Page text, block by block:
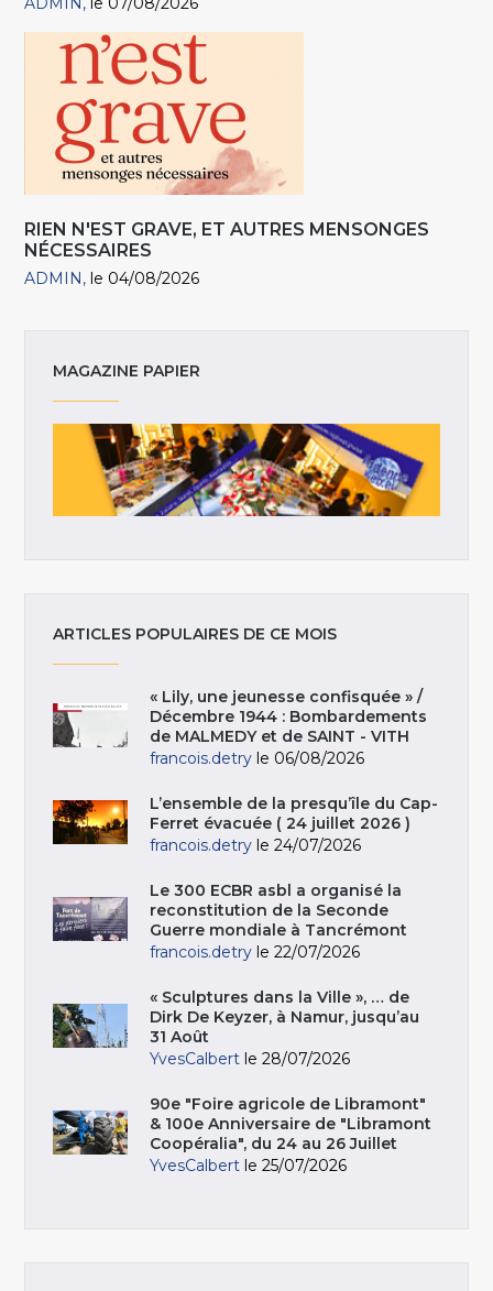
RIEN N'EST GRAVE, ET AUTRES MENSONGES
NÉCESSAIRES
ADMIN le 04/08/2026
MAGAZINE PAPIER
ARTICLES POPULAIRES DE CE MOIS
« Lily, une jeunesse confisquée » /
Décembre 1944 : Bombardements
de MALMEDY et de SAINT - VITH
francois.detry le 06/08/2026
L’ensemble de la presqu’île du Cap-
Ferret évacuée ( 24 juillet 2026 )
francois.detry le 24/07/2026
Le 300 ECBR asbl a organisé la
reconstitution de la Seconde
Guerre mondiale à Tancrémont
francois.detry le 22/07/2026
« Sculptures dans la Ville », … de
Dirk De Keyzer, à Namur, jusqu’au
31 Août
YvesCalbert le 28/07/2026
90e "Foire agricole de Libramont"
& 100e Anniversaire de "Libramont
Coopéralia", du 24 au 26 Juillet
YvesCalbert le 25/07/2026